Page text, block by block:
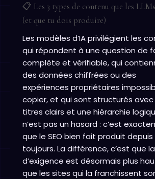
📋 Les 3 types de contenu que les
(et que tu dois produire)
Les modèles d’IA privilégient les
qui répondent à une question de
complète et vérifiable, qui
des données chiffrées ou des
expériences propriétaires
copier, et qui sont structurés avec
titres clairs et une hiérarchie
n’est pas un hasard : c’est
que le SEO bien fait produit depuis
toujours. La différence, c’est que
d’exigence est désormais plus
que les sites qui la franchissent